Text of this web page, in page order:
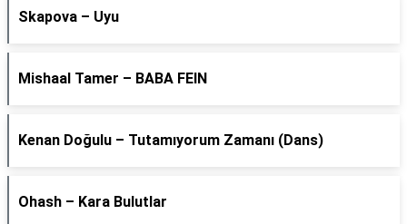
Skapova – Uyu
Mishaal Tamer – BABA FEIN
Kenan Doğulu – Tutamıyorum Zamanı (Dans)
Ohash – Kara Bulutlar